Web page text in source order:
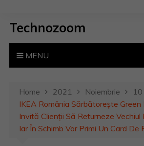
Technozoom
MENU
Home 2021 Noiembrie
10
IKEA România Sărbătorește Green
Invită Clienții Să Returneze Vechiul
Iar În Schimb Vor Primi Un Card De